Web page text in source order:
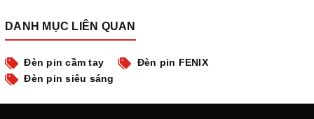
DANH MỤC LIÊN QUAN
Đèn pin cầm tay
Đèn pin FENIX
Đèn pin siêu sáng